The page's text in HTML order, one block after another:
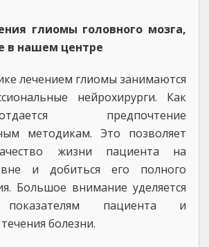
глиомы головного мозга,
в нашем центре
лечением глиомы занимаются
нейрохирурги. Как
предпочтение
методикам. Это позволяет
жизни пациента на
и добиться его полного
Большое внимание уделяется
пациента и
болезни.